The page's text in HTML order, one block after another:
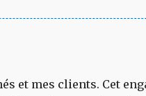
et mes clients. Cet